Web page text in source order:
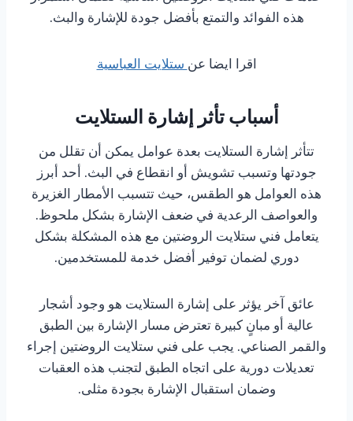
هذه الفوائد والتمتع بأفضل جودة للإشارة والبث.
اقرا ايضا عنستلايت العباسية
أسباب تأثر إشارة الستلايت
تتأثر إشارة الستلايت بعدة عوامل يمكن أن تقلل من
جودتها وتسبب تشويش أو انقطاع في البث. أحد أبرز
هذه العوامل هو الطقس، حيث تتسبب الأمطار الغزيرة
والعواصف الرعدية في ضعف الإشارة بشكل ملحوظ.
يتعامل فني ستلايت الروضتين مع هذه المشكلة بشكل
دوري لضمان توفير أفضل خدمة للمستخدمين.
عائق آخر يؤثر على إشارة الستلايت هو وجود أشجار
عالية أو مبانٍ كبيرة تعترض مسار الإشارة بين الطبق
والقمر الصناعي. يجب على فني ستلايت الروضتين إجراء
تعديلات دورية على اتجاه الطبق لتجنب هذه العقبات
وضمان استقبال الإشارة بجودة مثلى.